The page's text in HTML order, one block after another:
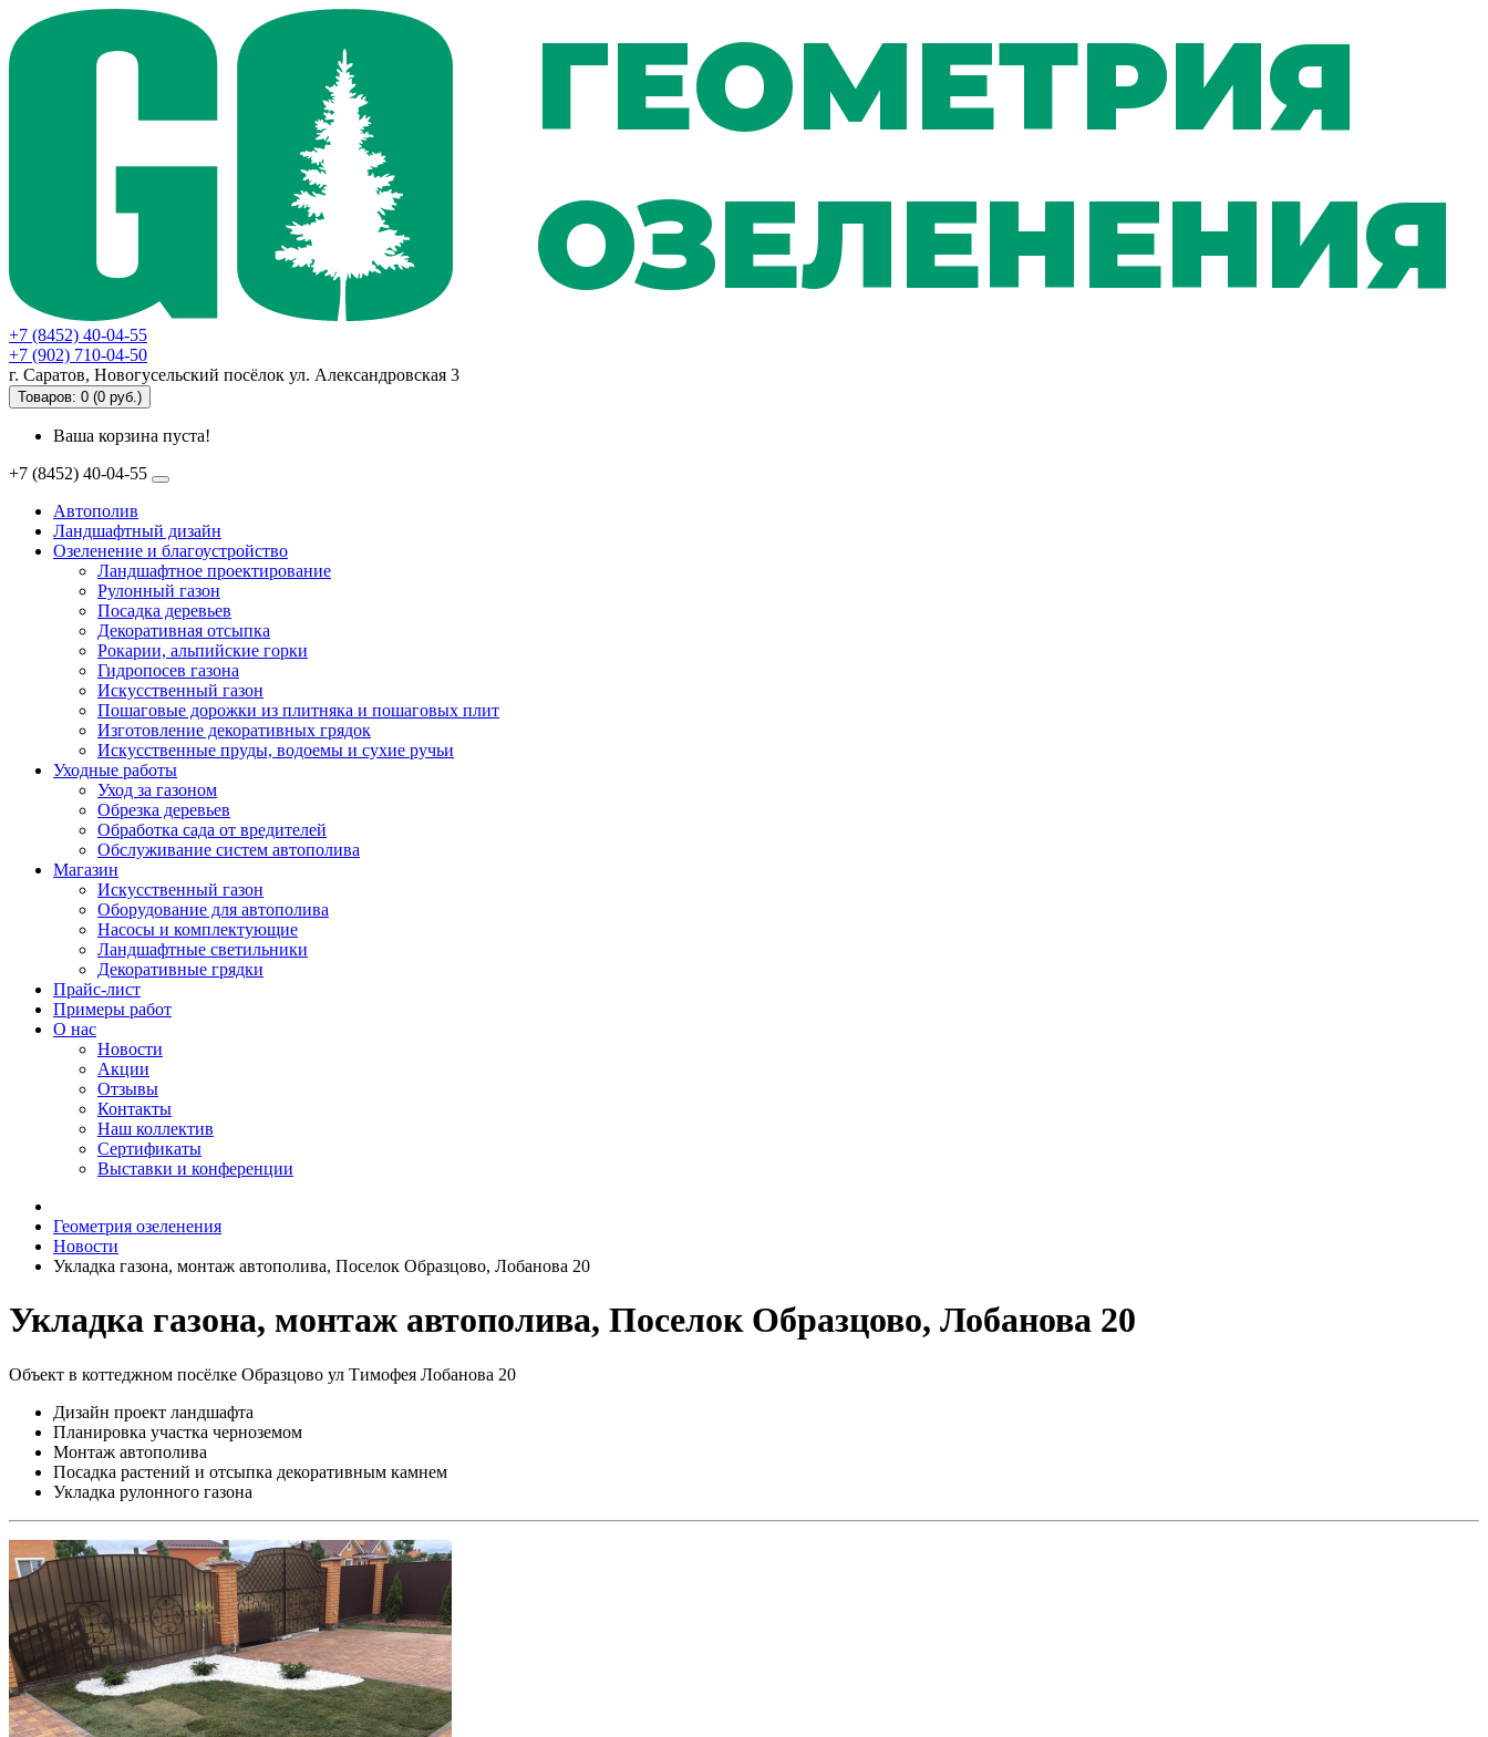
ГЕОМЕТРИЯ
ОЗЕЛЕНЕНИЯ
+7 (8452) 40-04-55
+7 (902) 710-04-50
г. Саратов, Новогусельский посёлок ул. Александровская 3
Товаров: 0 (0 руб.)
Ваша корзина пуста!
+7 (8452) 40-04-55
Автополив
Ландшафтный дизайн
Озеленение и благоустройство
Ландшафтное проектирование
Рулонный газон
Посадка деревьев
Декоративная отсыпка
Рокарии, альпийские горки
Гидропосев газона
Искусственный газон
Пошаговые дорожки из плитняка и пошаговых плит
Изготовление декоративных грядок
Искусственные пруды, водоемы и сухие ручьи
Уходные работы
Уход за газоном
Обрезка деревьев
Обработка сада от вредителей
Обслуживание систем автополива
Магазин
Искусственный газон
Оборудование для автополива
Насосы и комплектующие
Ландшафтные светильники
Декоративные грядки
Прайс-лист
Примеры работ
О нас
Новости
Акции
Отзывы
Контакты
Наш коллектив
Сертификаты
Выставки и конференции
Геометрия озеленения
Новости
Укладка газона, монтаж автополива, Поселок Образцово, Лобанова 20
Укладка газона, монтаж автополива, Поселок Образцово, Лобанова 20
Объект в коттеджном посёлке Образцово ул Тимофея Лобанова 20
Дизайн проект ландшафта
Планировка участка черноземом
Монтаж автополива
Посадка растений и отсыпка декоративным камнем
Укладка рулонного газона